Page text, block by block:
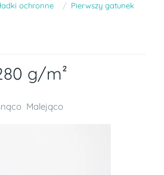
ochronne
Pierwszy gatunek
g/m²
Malejąco